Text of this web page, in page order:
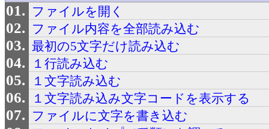
ファイルを開く
ファイル内容を全部読み込む
最初の5文字だけ読み込む
１行読み込む
１文字読み込む
１文字読み込み文字コードを表示する
ファイルに文字を書き込む